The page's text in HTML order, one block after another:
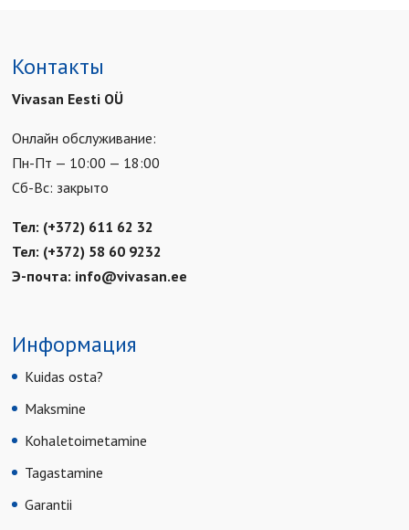
Контакты
Vivasan Eesti OÜ
Онлайн обслуживание:
Пн-Пт — 10:00 — 18:00
Сб-Вс: закрыто
Тел: (+372) 611 62 32
Тел: (+372) 58 60 9232
Э-почта: info@vivasan.ee
Информация
Kuidas osta?
Maksmine
Kohaletoimetamine
Tagastamine
Garantii